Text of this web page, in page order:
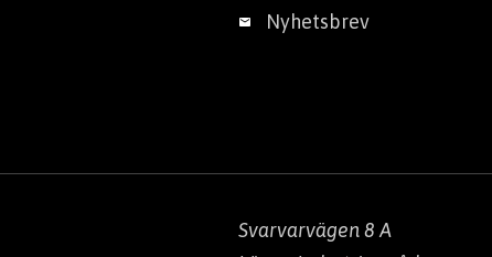
Nyhetsbrev
Svarvarvägen 8 A